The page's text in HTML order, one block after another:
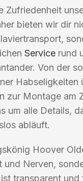
Zufriedenheit
bieten wir dir
Service rund
Von der
Habseligkeiten
zur Montage am
um alle Details,
abläuft.
Hoover
und Nerven,
transparent und